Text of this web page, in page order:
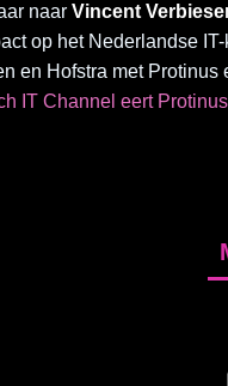
naar Vincent
op het Nederlandse
en Hofstra met
IT Channel eert